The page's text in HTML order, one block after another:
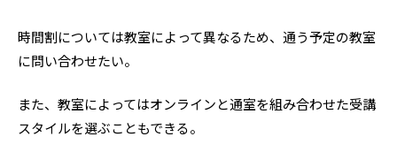
時間割については教室によって異なるため、通う予定の教室
に問い合わせたい。
また、教室によってはオンラインと通室を組み合わせた受講
スタイルを選ぶこともできる。